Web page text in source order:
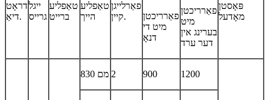
דראָט
דיאַ.
ייגל
גרייס
טאַפליע
ברייט
טאַפליע
הייך
פאַרלייגן
קיין.
פּאָסטן
מאָדעל
פאַרריכטן
מיט די
דנאָ
פאַרריכטן
מיט
בערינג אין
דער ערד
830 מם 2 900 1200